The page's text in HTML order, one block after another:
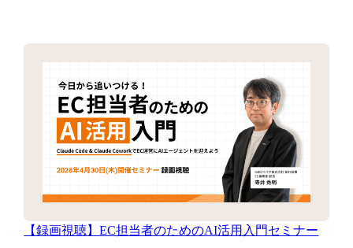
【録画視聴】EC担当者のためのAI活用入門セミナー